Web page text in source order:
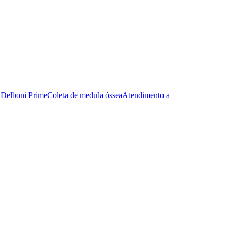
Delboni PrimeColeta de medula ósseaAtendimento a